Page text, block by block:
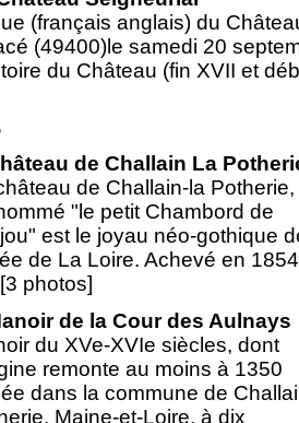
(français anglais) du
(49400)le samedi 20
du Château (fin XVII et
de Challain La
de Challain-la Potherie,
"le petit Chambord de
est le joyau néo-gothique
de La Loire. Achevé en
photos]
de la Cour des Aulnays
du XVe-XVIe siècles, dont
remonte au moins à 1350
dans la commune de
Maine-et-Loire, à dix